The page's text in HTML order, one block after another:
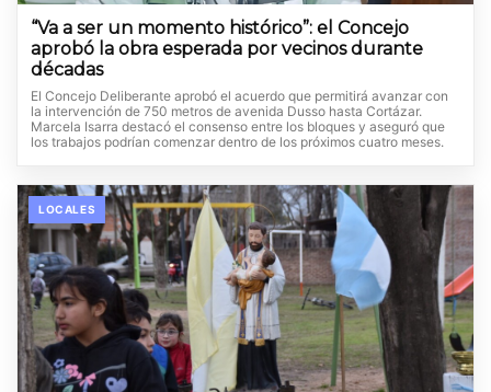
“Va a ser un momento histórico”: el Concejo
aprobó la obra esperada por vecinos durante
décadas
El Concejo Deliberante aprobó el acuerdo que permitirá avanzar con
la intervención de 750 metros de avenida Dusso hasta Cortázar.
Marcela Isarra destacó el consenso entre los bloques y aseguró que
los trabajos podrían comenzar dentro de los próximos cuatro meses.
LOCALES